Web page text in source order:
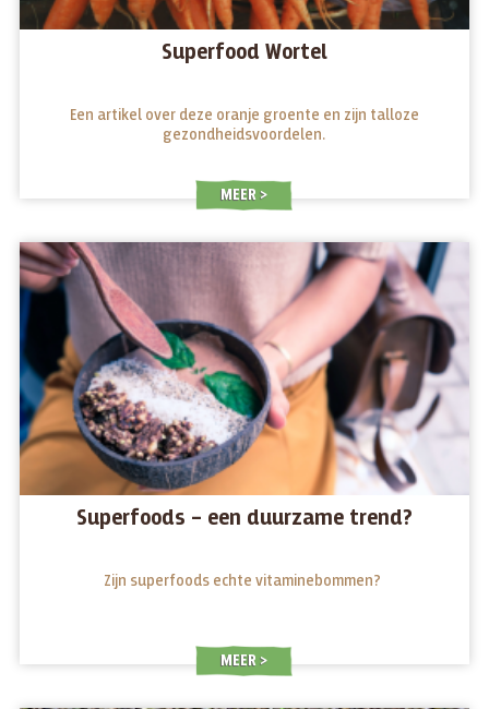
Superfood Wortel
Een artikel over deze oranje groente en zijn talloze
gezondheidsvoordelen.
MEER
Superfoods – een duurzame trend?
Zijn superfoods echte vitaminebommen?
MEER